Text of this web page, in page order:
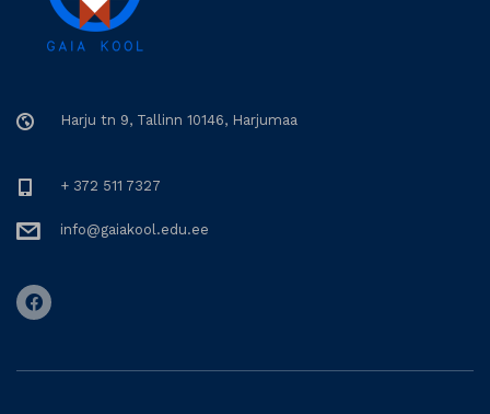
Harju tn 9, Tallinn 10146, Harjumaa
+ 372 511 7327
info@gaiakool.edu.ee